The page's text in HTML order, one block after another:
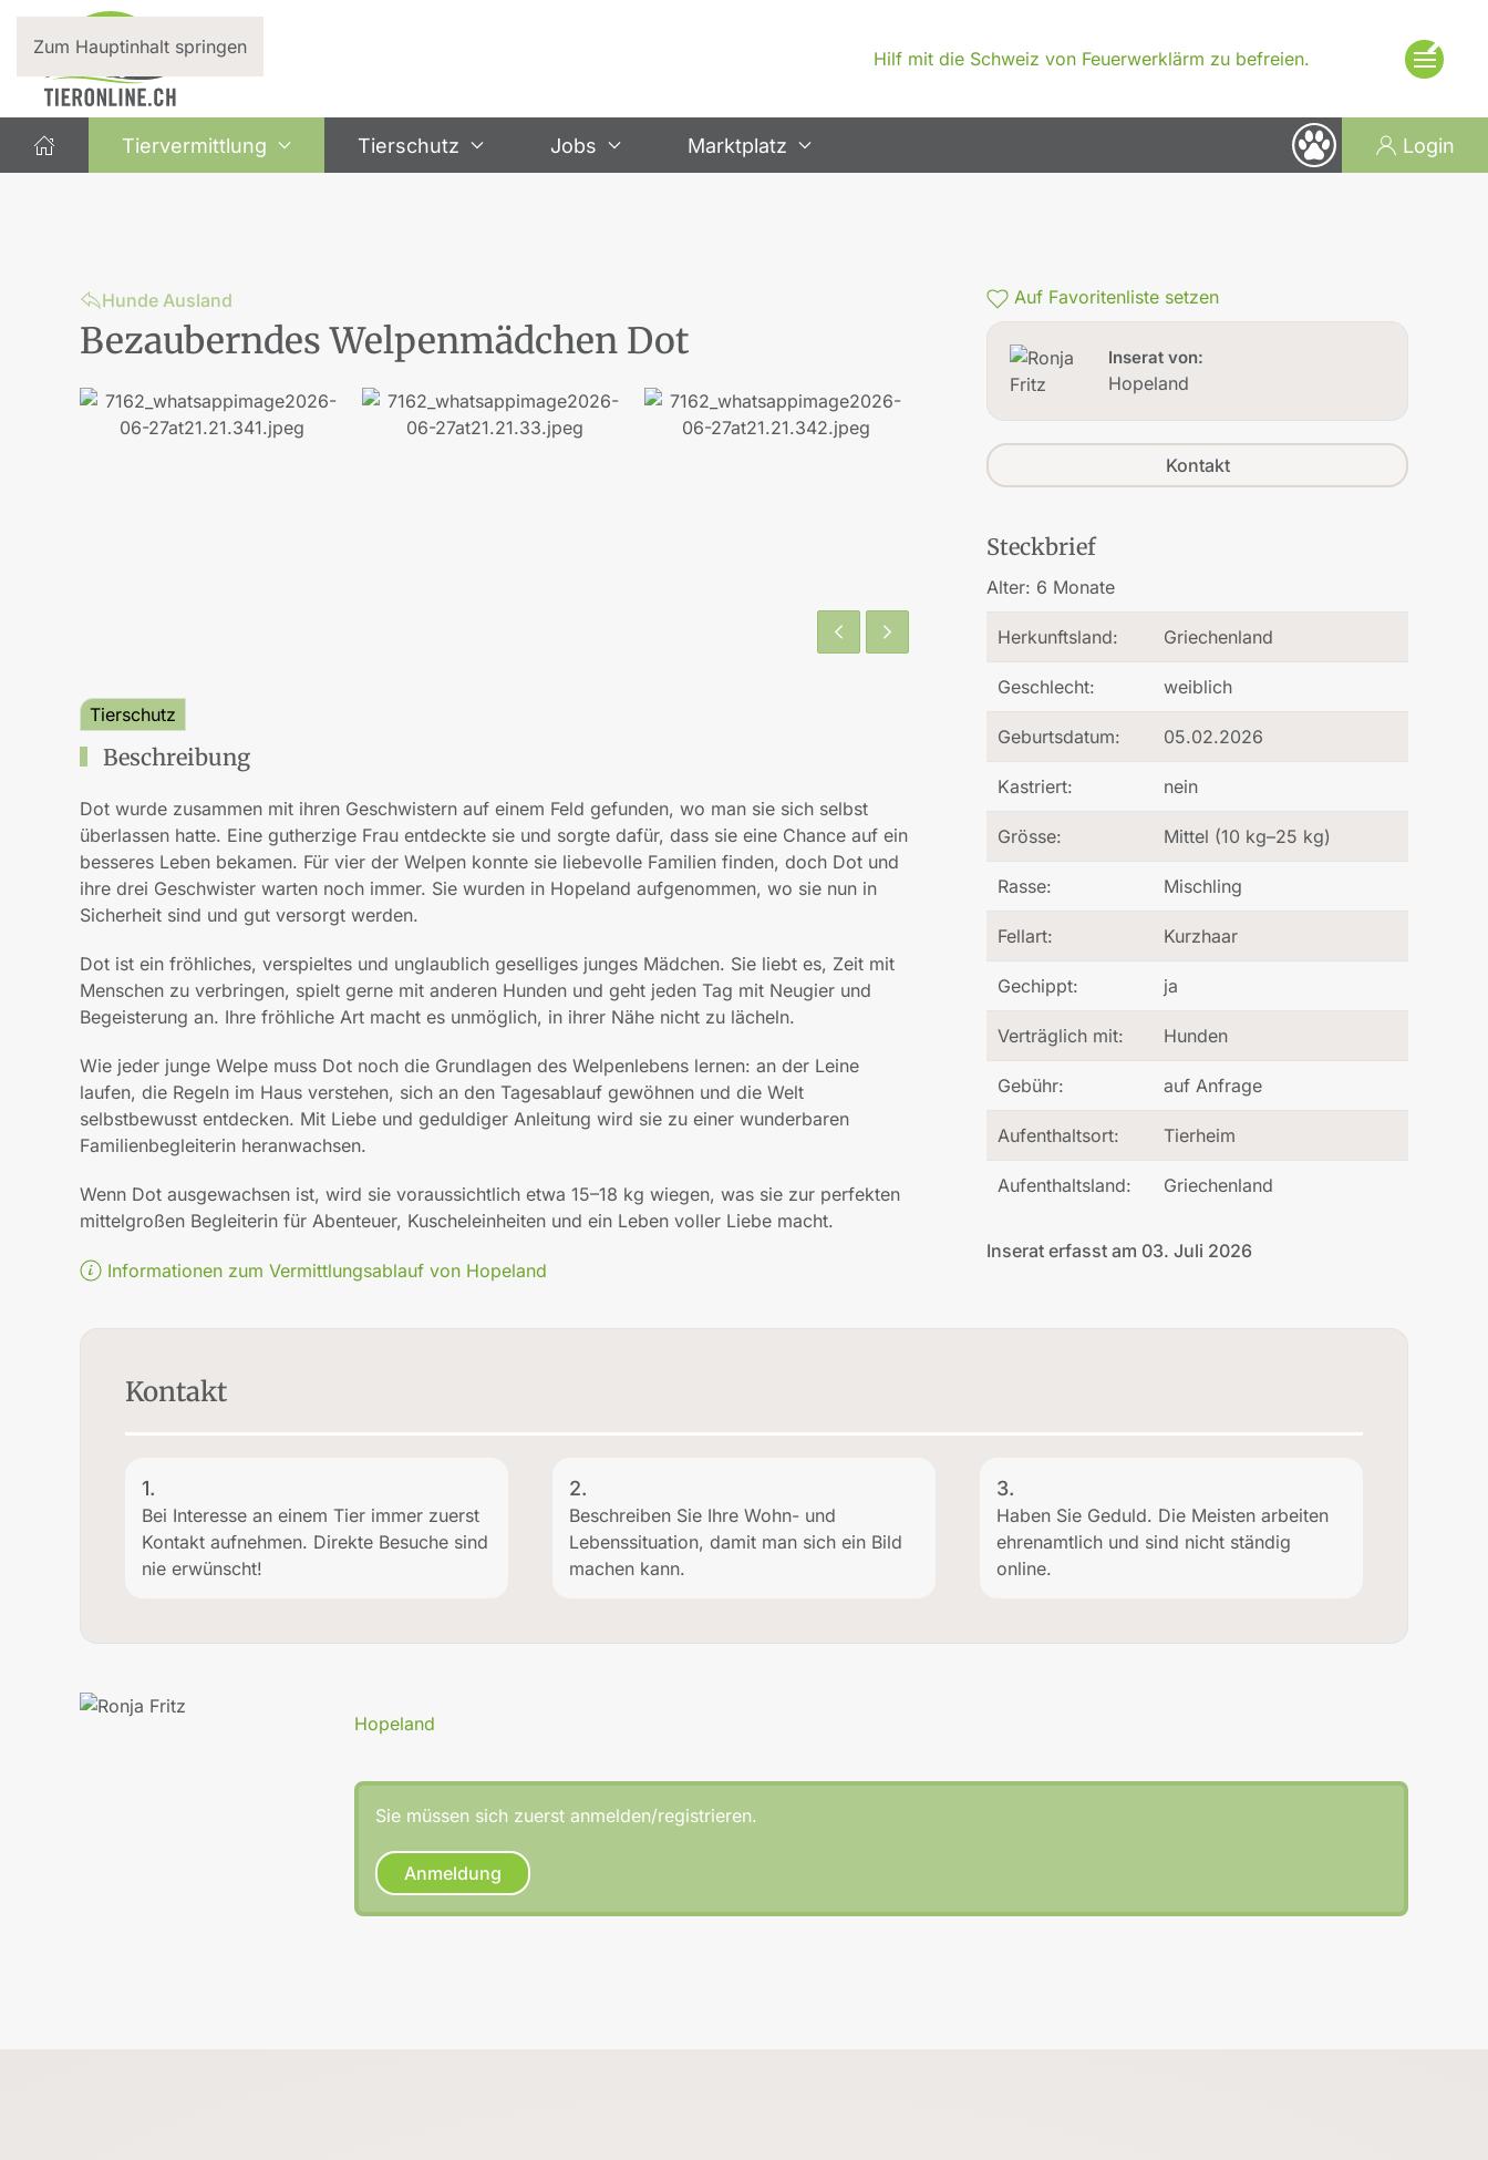
Zum Hauptinhalt springen
Hilf mit die Schweiz von Feuerwerklärm zu befreien.
Tiervermittlung Tierschutz Jobs Marktplatz Login
Hunde Ausland
Bezauberndes Welpenmädchen Dot
Tierschutz
Beschreibung
Dot wurde zusammen mit ihren Geschwistern auf einem Feld gefunden, wo man sie sich selbst
überlassen hatte. Eine gutherzige Frau entdeckte sie und sorgte dafür, dass sie eine Chance auf ein
besseres Leben bekamen. Für vier der Welpen konnte sie liebevolle Familien finden, doch Dot und
ihre drei Geschwister warten noch immer. Sie wurden in Hopeland aufgenommen, wo sie nun in
Sicherheit sind und gut versorgt werden.
Dot ist ein fröhliches, verspieltes und unglaublich geselliges junges Mädchen. Sie liebt es, Zeit mit
Menschen zu verbringen, spielt gerne mit anderen Hunden und geht jeden Tag mit Neugier und
Begeisterung an. Ihre fröhliche Art macht es unmöglich, in ihrer Nähe nicht zu lächeln.
Wie jeder junge Welpe muss Dot noch die Grundlagen des Welpenlebens lernen: an der Leine
laufen, die Regeln im Haus verstehen, sich an den Tagesablauf gewöhnen und die Welt
selbstbewusst entdecken. Mit Liebe und geduldiger Anleitung wird sie zu einer wunderbaren
Familienbegleiterin heranwachsen.
Wenn Dot ausgewachsen ist, wird sie voraussichtlich etwa 15–18 kg wiegen, was sie zur perfekten
mittelgroßen Begleiterin für Abenteuer, Kuscheleinheiten und ein Leben voller Liebe macht.
Informationen zum Vermittlungsablauf von Hopeland
Auf Favoritenliste setzen
Inserat von:
Hopeland
Kontakt
Steckbrief
Alter: 6 Monate
Herkunftsland: Griechenland
Geschlecht: weiblich
Geburtsdatum: 05.02.2026
Kastriert: nein
Grösse: Mittel (10 kg–25 kg)
Rasse: Mischling
Fellart: Kurzhaar
Gechippt: ja
Verträglich mit: Hunden
Gebühr: auf Anfrage
Aufenthaltsort: Tierheim
Aufenthaltsland: Griechenland
Inserat erfasst am 03. Juli 2026
Kontakt
1.
Bei Interesse an einem Tier immer zuerst
Kontakt aufnehmen. Direkte Besuche sind
nie erwünscht!
2.
Beschreiben Sie Ihre Wohn- und
Lebenssituation, damit man sich ein Bild
machen kann.
3.
Haben Sie Geduld. Die Meisten arbeiten
ehrenamtlich und sind nicht ständig
online.
Hopeland
Sie müssen sich zuerst anmelden/registrieren.
Anmeldung
×